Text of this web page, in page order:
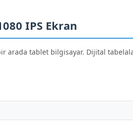
IPS Ekran
arada tablet bilgisayar. Dijital